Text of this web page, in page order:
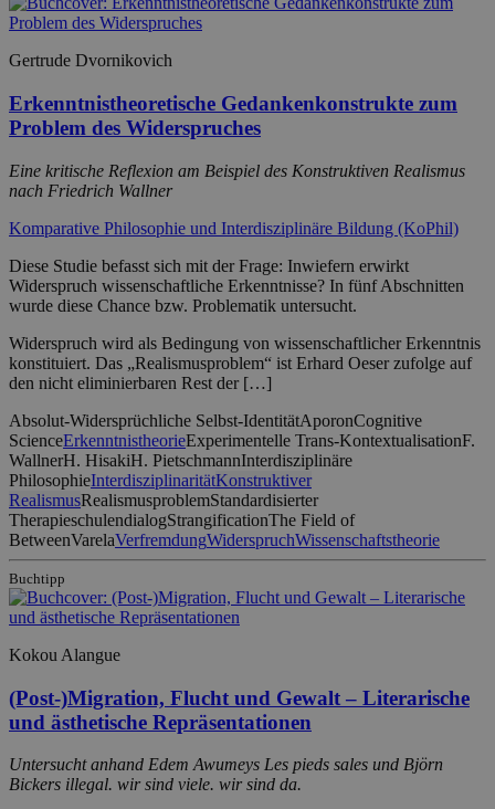
Gertrude Dvornikovich
Erkenntnistheoretische Gedankenkonstrukte zum
Problem des Widerspruches
Eine kritische Reflexion am Beispiel des Konstruktiven Realismus
nach Friedrich Wallner
Komparative Philosophie und Interdisziplinäre Bildung (KoPhil)
Diese Studie befasst sich mit der Frage: Inwiefern erwirkt
Widerspruch wissenschaftliche Erkenntnisse? In fünf Abschnitten
wurde diese Chance bzw. Problematik untersucht.
Widerspruch wird als Bedingung von wissenschaftlicher Erkenntnis
konstituiert. Das „Realismusproblem“ ist Erhard Oeser zufolge auf
den nicht eliminierbaren Rest der […]
Absolut-Widersprüchliche Selbst-IdentitätAporonCognitive
ScienceErkenntnistheorieExperimentelle Trans-KontextualisationF.
WallnerH. HisakiH. PietschmannInterdisziplinäre
PhilosophieInterdisziplinaritätKonstruktiver
RealismusRealismusproblemStandardisierter
TherapieschulendialogStrangificationThe Field of
BetweenVarelaVerfremdungWiderspruchWissenschaftstheorie
Buchtipp
Kokou Alangue
(Post-)Migration, Flucht und Gewalt – Literarische
und ästhetische Repräsentationen
Untersucht anhand Edem Awumeys Les pieds sales und Björn
Bickers illegal. wir sind viele. wir sind da.